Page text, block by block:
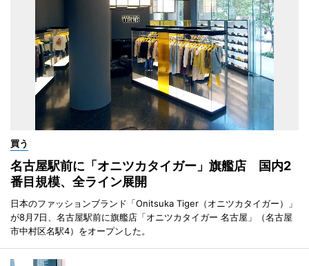
買う
名古屋駅前に「オニツカタイガー」旗艦店 国内2
番目規模、全ライン展開
日本のファッションブランド「Onitsuka Tiger（オニツカタイガー）」
が8月7日、名古屋駅前に旗艦店「オニツカタイガー 名古屋」（名古屋
市中村区名駅4）をオープンした。